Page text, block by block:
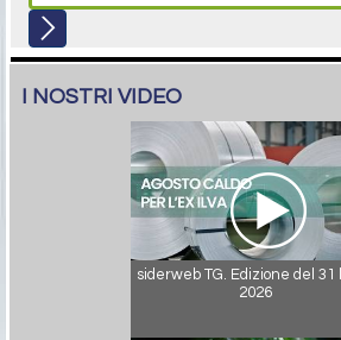
I NOSTRI VIDEO
siderweb TG. Edizione del 31
2026